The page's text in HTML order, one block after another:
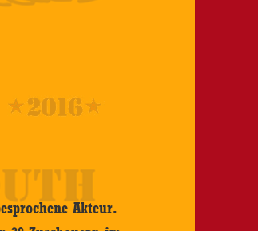
Akteur.